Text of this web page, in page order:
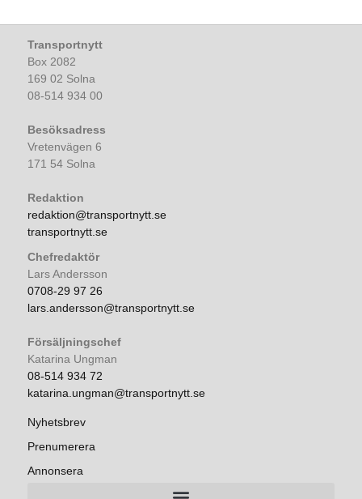
Transportnytt
Box 2082
169 02 Solna
08-514 934 00
Besöksadress
Vretenvägen 6
171 54 Solna
Redaktion
redaktion@transportnytt.se
transportnytt.se
Chefredaktör
Lars Andersson
0708-29 97 26
lars.andersson@transportnytt.se
Försäljningschef
Katarina Ungman
08-514 934 72
katarina.ungman@transportnytt.se
Nyhetsbrev
Prenumerera
Annonsera